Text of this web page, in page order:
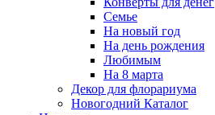
Семье
На новый год
На день рождения
Любимым
На 8 марта
Декор для флорариума
Новогодний Каталог